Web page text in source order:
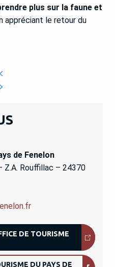
plus sur la faune et
appréciant le retour du
de Fenelon
Z.A. Rouffillac – 24370
DE TOURISME
DU PAYS DE